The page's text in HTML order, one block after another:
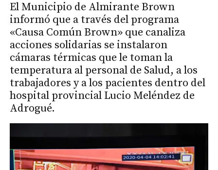
El Municipio de Almirante Brown
informó que a través del programa
«Causa Común Brown» que canaliza
acciones solidarias se instalaron
cámaras térmicas que le toman la
temperatura al personal de Salud, a los
trabajadores y a los pacientes dentro del
hospital provincial Lucio Meléndez de
Adrogué.